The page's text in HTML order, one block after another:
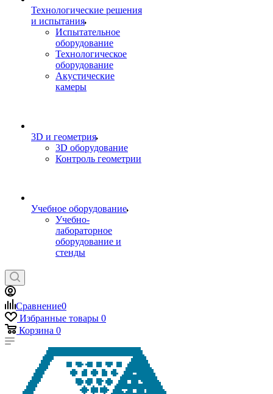
Технологические решения
и испытания
Испытательное
оборудование
Технологическое
оборудование
Акустические
камеры
3D и геометрия
3D оборудование
Контроль геометрии
Учебное оборудование
Учебно-
лабораторное
оборудование и
стенды
Сравнение0
Избранные товары 0
Корзина 0